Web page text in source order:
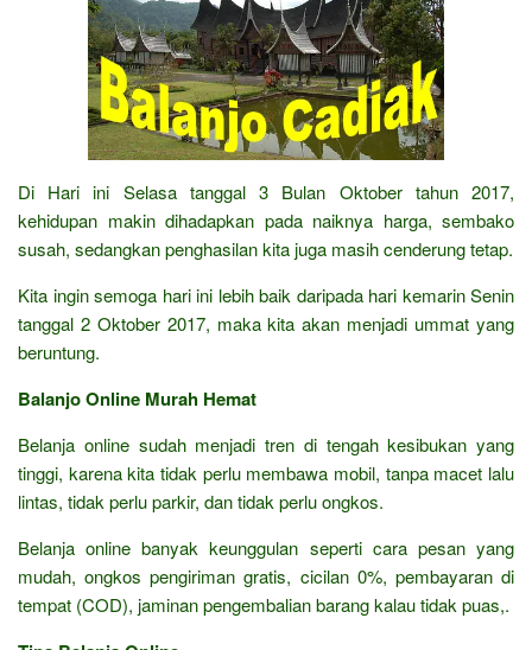
Di Hari ini Selasa tanggal 3 Bulan Oktober tahun 2017,
kehidupan makin dihadapkan pada naiknya harga, sembako
susah, sedangkan penghasilan kita juga masih cenderung tetap.
Kita ingin semoga hari ini lebih baik daripada hari kemarin Senin
tanggal 2 Oktober 2017, maka kita akan menjadi ummat yang
beruntung.
Balanjo Online Murah Hemat
Belanja online sudah menjadi tren di tengah kesibukan yang
tinggi, karena kita tidak perlu membawa mobil, tanpa macet lalu
lintas, tidak perlu parkir, dan tidak perlu ongkos.
Belanja online banyak keunggulan seperti cara pesan yang
mudah, ongkos pengiriman gratis, cicilan 0%, pembayaran di
tempat (COD), jaminan pengembalian barang kalau tidak puas,.